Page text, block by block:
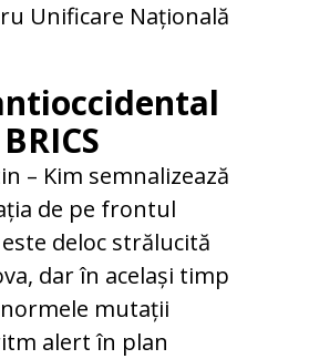
Unificare Națională
– Kim semnalizează
de pe frontul
deloc strălucită
dar în același timp
mutații
alert în plan